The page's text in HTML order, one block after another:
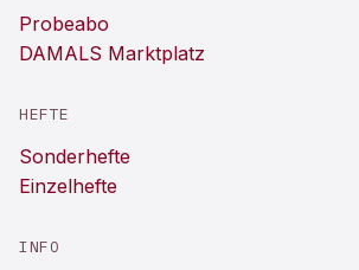
Probeabo
DAMALS Marktplatz
HEFTE
Sonderhefte
Einzelhefte
INFO